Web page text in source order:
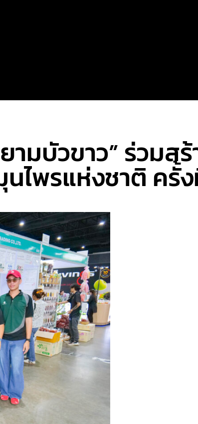
ามบัวขาว” ร่วมส
ไพรแห่งชาติ ครั้